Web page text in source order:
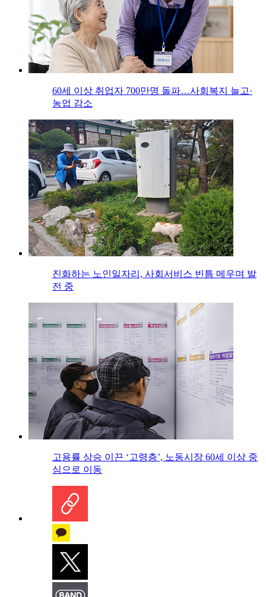
60세 이상 취업자 700만명 돌파…사회복지 늘고·
농업 감소
진화하는 노인일자리, 사회서비스 빈틈 메우며 발
전 중
고용률 상승 이끈 ‘고령층’, 노동시장 60세 이상 중
심으로 이동